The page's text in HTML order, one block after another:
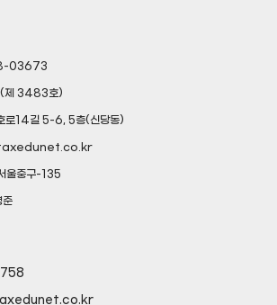
변경)
용은 회원이 정해진 등록절차를 거쳐
하면 이 약관에 동의한 것으로
.
약관을 변경할 수 있으며 변경된 약관은
화면에 게시하거나
)
품 또는 서비스가 인도되거나 제공된 때
규정에 의하여 보존할 필요성이 있는 경우에는
하고 계속 보유하여야 할 필요가 있을
이용요금의 정산 등으로 일정기간
하고자 할 경우에는 미리 보유기간 및
야 합니다.
의 개인정보를 <개인정보의 수집목적 및
한 범위 내에서 사용하며, 동 범위를 초과하여
03673
(제 3483호)
로14길 5-6, 5층(신당동)
울중구-135
준